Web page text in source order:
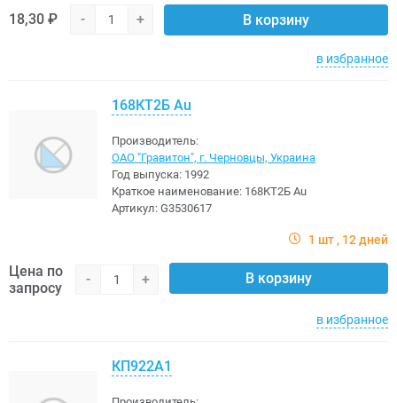
18,30 ₽ - + В корзину
в избранное
168КТ2Б Au
Производитель:
ОАО "Гравитон", г. Черновцы, Украина
Год выпуска: 1992
Краткое наименование: 168КТ2Б Au
Артикул: G3530617
1 шт 12 дней
Цена по
запросу
- + В корзину
в избранное
КП922А1